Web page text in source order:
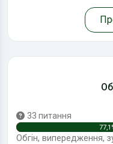
33 питання
Обгін, випередження,